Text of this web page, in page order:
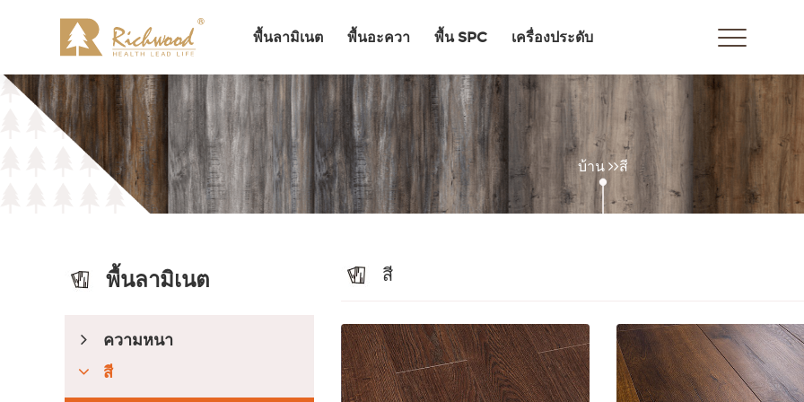
พื้นลามิเนต พื้นอะควา พื้น SPC เครื่องประดับ
บ้าน สี
พื้นลามิเนต
ความหนา
สี
สี